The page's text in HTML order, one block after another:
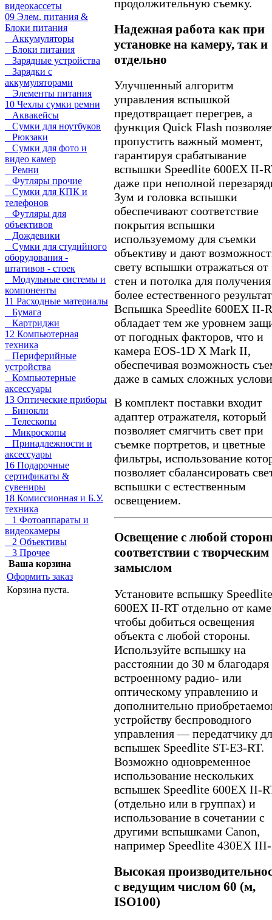
видеокассеты
09 Элем. питания &
Блоки питания
Аккумуляторы
Блоки питания
Зарядные устройства
Зарядки с
аккумуляторами
Элементы питания
10 Чехлы сумки ремни
Аквакейсы
Сумки для ноутбуков
Рюкзаки
Сумки для фото и
видео камер
Ремни
Футляры прочие
Сумки для КПК и
телефонов
Футляры для
объективов
Дождевики
Сумки для студийного
оборудования -
штативов - стоек
Модульные системы и
компоненты
11 Расходные материалы
Бумага
Картриджи
12 Компьютерная
техника
Периферийные
устройства
Компьютерные
аксессуары
13 Оптические приборы
Бинокли
Телескопы
Микроскопы
Принадлежности и
аксессуары
16 Подарочные
сертификаты &
сувениры
18 Комиссионная и Б.У.
техника
1 Фотоаппараты и
видеокамеры
2 Объективы
3 Прочее
Ваша корзина
Оформить заказ
Корзина пуста.
продолжительную съемку.
Надежная работа как при
установке на камеру, так и
отдельно
Улучшенный алгоритм
управления вспышкой
предотвращает перегрев, а
функция Quick Flash
пропустить важный момент,
гарантируя срабатывание
вспышки Speedlite 600EX II-
даже при неполной
Зум и головка вспышки
обеспечивают соответствие
покрытия вспышки
используемому для съемки
объективу и дают
свету вспышки отражаться от
стен и потолка для получения
более естественного
Вспышка Speedlite 600EX II-
обладает тем же уровнем
от погодных факторов, что и
камера EOS-1D X Mark II,
обеспечивая возможность
даже в самых сложных
В комплект поставки входит
адаптер отражателя, который
позволяет смягчить свет при
съемке портретов, и цветные
фильтры, использование
позволяет сбалансировать
вспышки с естественным
освещением.
Освещение с любой
соответствии с творческим
замыслом
Установите вспышку Speedlite
600EX II-RT отдельно от
чтобы добиться освещения
объекта с любой стороны.
Используйте вспышку на
расстоянии до 30 м благодаря
встроенному радио- или
оптическому управлению и
дополнительно
устройству беспроводного
управления — передатчику
вспышек Speedlite ST-E3-RT.
Возможно одновременное
использование нескольких
вспышек Speedlite 600EX II-
(отдельно или в группах) и
использование в сочетании с
другими вспышками Canon,
например Speedlite 430EX
Высокая
с ведущим числом 60 (м,
ISO100)